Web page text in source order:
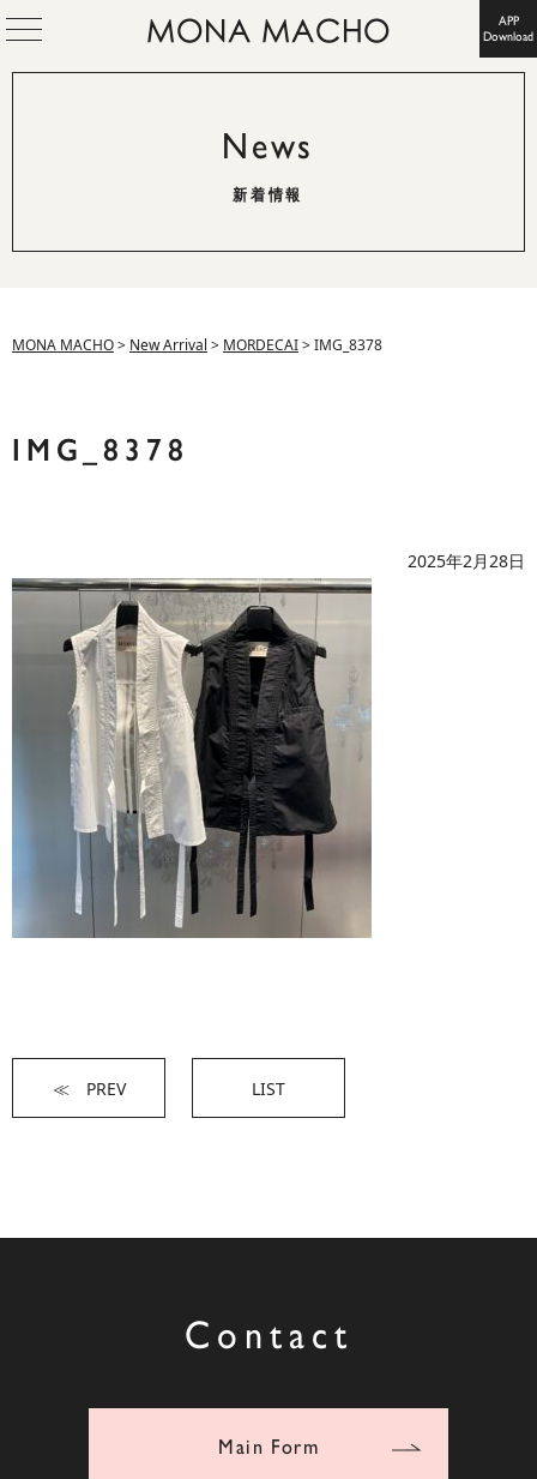
APP
Download
News
新着情報
MONA MACHO> New Arrival > MORDECAI>IMG_8378
IMG_8378
2025年2月28日
≪ PREV LIST
Contact
Main Form